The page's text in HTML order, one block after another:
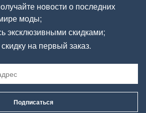
новости о последних
моды;
эксклюзивными скидками;
на первый заказ.
Подписаться